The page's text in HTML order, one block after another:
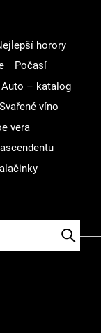
horory
Počasí
Auto – katalog
Svařené víno
vera